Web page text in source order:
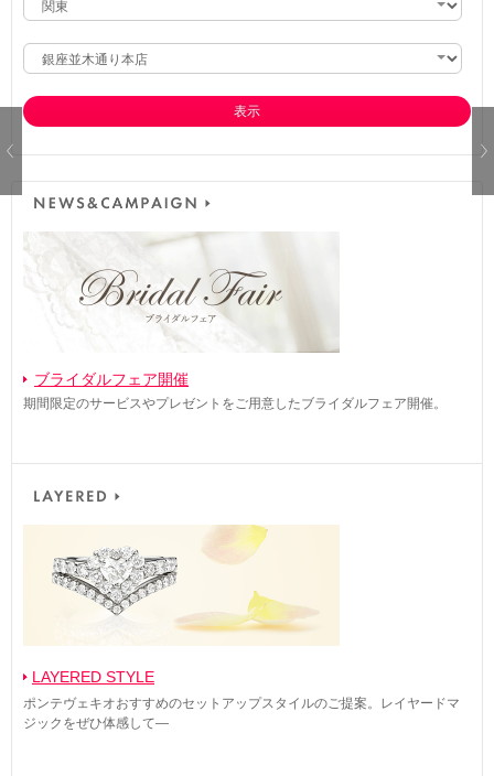
表示
ブライダルフェア開催
期間限定のサービスやプレゼントをご用意したブライダルフェア開催。
LAYERED STYLE
ポンテヴェキオおすすめのセットアップスタイルのご提案。レイヤードマ
ジックをぜひ体感して―